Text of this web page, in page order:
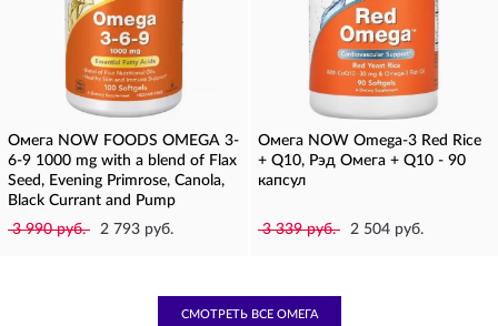
Омега NOW FOODS OMEGA 3-
6-9 1000 mg with a blend of Flax
Seed, Evening Primrose, Canola,
Black Currant and Pump
3 990 руб.
2 793 руб.
Омега NOW Omega-3 Red Rice
+ Q10, Рэд Омега + Q10 - 90
капсул
3 339 руб. 2 504 руб.
СМОТРЕТЬ ВСЕ ОМЕГА